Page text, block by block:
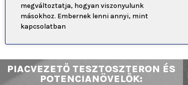
megváltoztatja, hogyan viszonyulunk
másokhoz. Embernek lenni annyi, mint
kapcsolatban
PIACVEZETŐ TESZTOSZTERON ÉS
POTENCIANÖVELŐK: